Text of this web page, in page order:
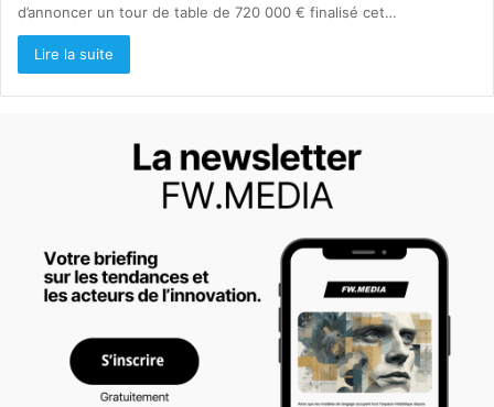
d’annoncer un tour de table de 720 000 € finalisé cet…
Lire la suite